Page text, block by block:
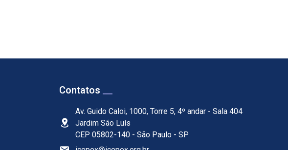
Contatos
Av. Guido Caloi, 1000, Torre 5, 4º andar - Sala 404
Jardim São Luís
CEP 05802-140 - São Paulo - SP